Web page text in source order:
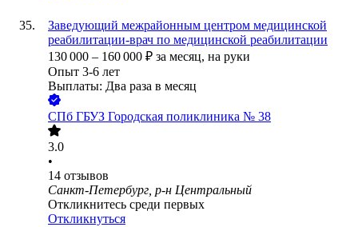
Заведующий межрайонным центром медицинской
реабилитации-врач по медицинской реабилитации
130 000 – 160 000 ₽ за месяц, на руки
Опыт 3-6 лет
Выплаты: Два раза в месяц
СПб ГБУЗ Городская поликлиника № 38
3.0
•
14 отзывов
Санкт-Петербург, р-н Центральный
Откликнитесь среди первых
Откликнуться